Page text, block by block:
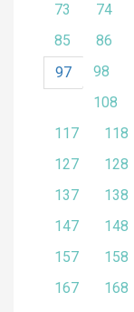
73
74
85
86
97
98
108
117
118
127
128
137
138
147
148
157
158
167
168